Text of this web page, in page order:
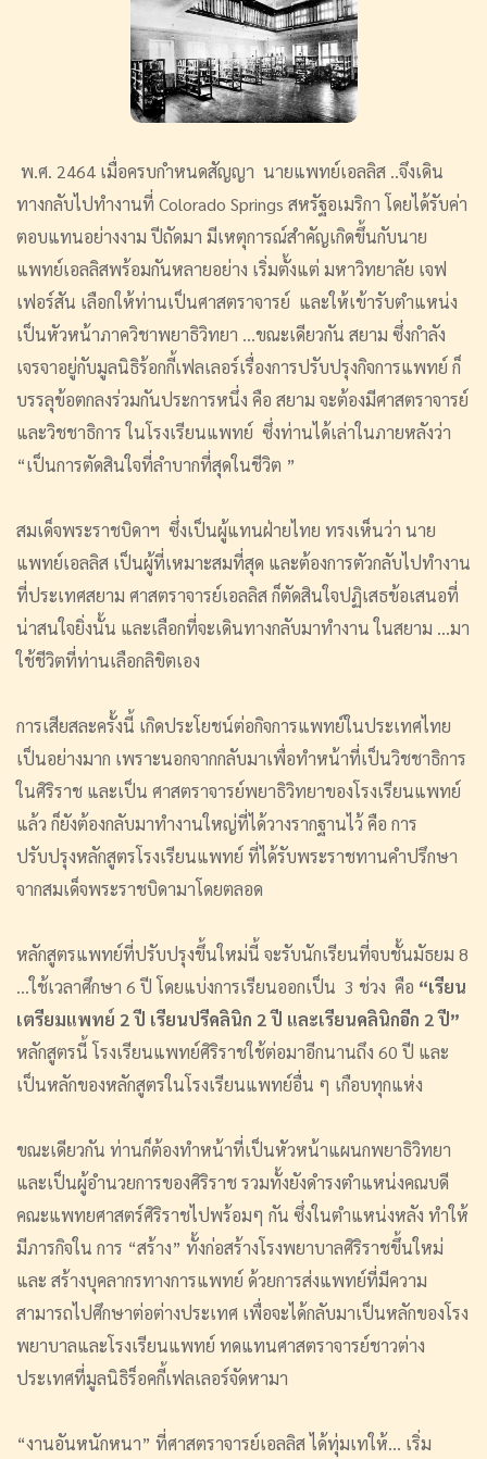
พ.ศ. 2464 เมื่อครบกำหนดสัญญา นายแพทย์เอลลิส ..จึงเดิน
ทางกลับไปทำงานที่ Colorado Springs สหรัฐอเมริกา โดยได้รับค่า
ตอบแทนอย่างงาม ปีถัดมา มีเหตุการณ์สำคัญเกิดขึ้นกับนาย
แพทย์เอลลิสพร้อมกันหลายอย่าง เริ่มตั้งแต่ มหาวิทยาลัย เจฟ
เฟอร์สัน เลือกให้ท่านเป็นศาสตราจารย์ และให้เข้ารับตำแหน่ง
เป็นหัวหน้าภาควิชาพยาธิวิทยา ...ขณะเดียวกัน สยาม ซึ่งกำลัง
เจรจาอยู่กับมูลนิธิร้อกกี้เฟลเลอร์เรื่องการปรับปรุงกิจการแพทย์ ก็
บรรลุข้อตกลงร่วมกันประการหนึ่ง คือ สยาม จะต้องมีศาสตราจารย์
และวิชชาธิการ ในโรงเรียนแพทย์ ซึ่งท่านได้เล่าในภายหลังว่า
“เป็นการตัดสินใจที่ลำบากที่สุดในชีวิต ”
สมเด็จพระราชบิดาฯ ซึ่งเป็นผู้แทนฝ่ายไทย ทรงเห็นว่า นาย
แพทย์เอลลิส เป็นผู้ที่เหมาะสมที่สุด และต้องการตัวกลับไปทำงาน
ที่ประเทศสยาม ศาสตราจารย์เอลลิส ก็ตัดสินใจปฏิเสธข้อเสนอที่
น่าสนใจยิ่งนั้น และเลือกที่จะเดินทางกลับมาทำงาน ในสยาม ...มา
ใช้ชีวิตที่ท่านเลือกลิขิตเอง
การเสียสละครั้งนี้ เกิดประโยชน์ต่อกิจการแพทย์ในประเทศไทย
เป็นอย่างมาก เพราะนอกจากกลับมาเพื่อทำหน้าที่เป็นวิชชาธิการ
ในศิริราช และเป็น ศาสตราจารย์พยาธิวิทยาของโรงเรียนแพทย์
แล้ว ก็ยังต้องกลับมาทำงานใหญ่ที่ได้วางรากฐานไว้ คือ การ
ปรับปรุงหลักสูตรโรงเรียนแพทย์ ที่ได้รับพระราชทานคำปรึกษา
จากสมเด็จพระราชบิดามาโดยตลอด
หลักสูตรแพทย์ที่ปรับปรุงขึ้นใหม่นี้ จะรับนักเรียนที่จบชั้นมัธยม 8
...ใช้เวลาศึกษา 6 ปี โดยแบ่งการเรียนออกเป็น 3 ช่วง คือ “เรียน
เตรียมแพทย์ 2 ปี เรียนปรีคลินิก 2 ปี และเรียนคลินิกอีก 2 ปี”
หลักสูตรนี้ โรงเรียนแพทย์ศิริราชใช้ต่อมาอีกนานถึง 60 ปี และ
เป็นหลักของหลักสูตรในโรงเรียนแพทย์อื่น ๆ เกือบทุกแห่ง
ขณะเดียวกัน ท่านก็ต้องทำหน้าที่เป็นหัวหน้าแผนกพยาธิวิทยา
และเป็นผู้อำนวยการของศิริราช รวมทั้งยังดำรงตำแหน่งคณบดี
คณะแพทยศาสตร์ศิริราชไปพร้อมๆ กัน ซึ่งในตำแหน่งหลัง ทำให้
มีภารกิจใน การ “สร้าง” ทั้งก่อสร้างโรงพยาบาลศิริราชขึ้นใหม่
และ สร้างบุคลากรทางการแพทย์ ด้วยการส่งแพทย์ที่มีความ
สามารถไปศึกษาต่อต่างประเทศ เพื่อจะได้กลับมาเป็นหลักของโรง
พยาบาลและโรงเรียนแพทย์ ทดแทนศาสตราจารย์ชาวต่าง
ประเทศที่มูลนิธิร็อคกี้เฟลเลอร์จัดหามา
“งานอันหนักหนา” ที่ศาสตราจารย์เอลลิส ได้ทุ่มเทให้... เริ่ม